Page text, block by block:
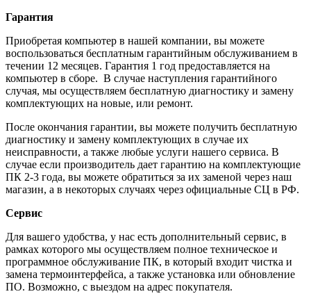
Гарантия
Приобретая компьютер в нашей компании, вы можете
воспользоваться бесплатным гарантийным обслуживанием в
течении 12 месяцев. Гарантия 1 год предоставляется на
компьютер в сборе. В случае наступления гарантийного
случая, мы осуществляем бесплатную диагностику и замену
комплектующих на новые, или ремонт.
После окончания гарантии, вы можете получить бесплатную
диагностику и замену комплектующих в случае их
неисправности, а также любые услуги нашего сервиса. В
случае если производитель дает гарантию на комплектующие
ПК 2-3 года, вы можете обратиться за их заменой через наш
магазин, а в некоторых случаях через официальные СЦ в РФ.
Сервис
Для вашего удобства, у нас есть дополнительный сервис, в
рамках которого мы осуществляем полное техническое и
программное обслуживание ПК, в который входит чистка и
замена термоинтерфейса, а также установка или обновление
ПО. Возможно, с выездом на адрес покупателя.